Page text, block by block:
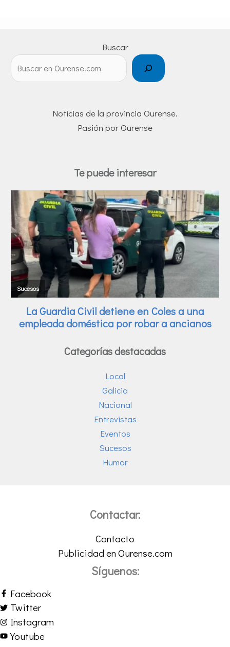
Buscar
Noticias de la provincia Ourense.
Pasión por Ourense
Te puede interesar
Categorías destacadas
Local
Galicia
Nacional
Entrevistas
Eventos
Sucesos
Humor
Contactar:
Contacto
Publicidad en Ourense.com
Síguenos:
Facebook
Twitter
Instagram
Youtube